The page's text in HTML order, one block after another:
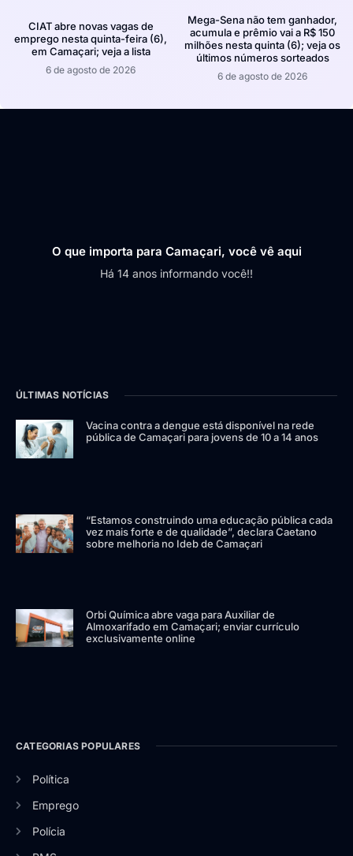
CIAT abre novas vagas de
emprego nesta quinta-feira (6),
em Camaçari; veja a lista
6 de agosto de 2026
Mega-Sena não tem ganhador,
acumula e prêmio vai a R$ 150
milhões nesta quinta (6); veja os
últimos números sorteados
6 de agosto de 2026
O que importa para Camaçari, você vê aqui
Há 14 anos informando você!!
ÚLTIMAS NOTÍCIAS
Vacina contra a dengue está disponível na rede
pública de Camaçari para jovens de 10 a 14 anos
“Estamos construindo uma educação pública cada
vez mais forte e de qualidade”, declara Caetano
sobre melhoria no Ideb de Camaçari
Orbi Química abre vaga para Auxiliar de
Almoxarifado em Camaçari; enviar currículo
exclusivamente online
CATEGORIAS POPULARES
Política
Emprego
Polícia